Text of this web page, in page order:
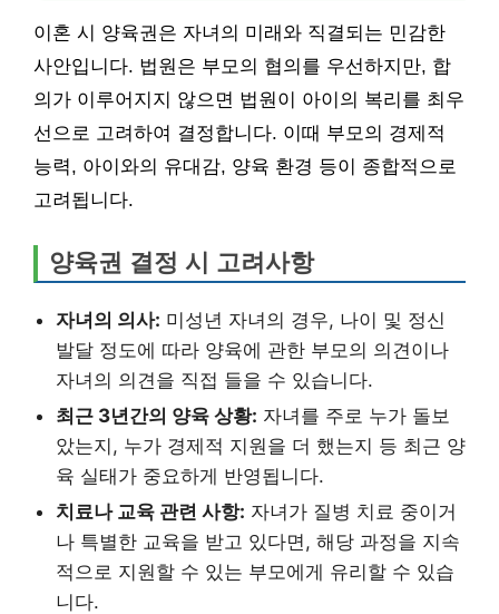
이혼 시 양육권은 자녀의 미래와 직결되는 민감한
사안입니다. 법원은 부모의 협의를 우선하지만, 합
의가 이루어지지 않으면 법원이 아이의 복리를 최우
선으로 고려하여 결정합니다. 이때 부모의 경제적
능력, 아이와의 유대감, 양육 환경 등이 종합적으로
고려됩니다.
양육권 결정 시 고려사항
자녀의 의사: 미성년 자녀의 경우, 나이 및 정신
발달 정도에 따라 양육에 관한 부모의 의견이나
자녀의 의견을 직접 들을 수 있습니다.
최근 3년간의 양육 상황: 자녀를 주로 누가 돌보
았는지, 누가 경제적 지원을 더 했는지 등 최근 양
육 실태가 중요하게 반영됩니다.
치료나 교육 관련 사항: 자녀가 질병 치료 중이거
나 특별한 교육을 받고 있다면, 해당 과정을 지속
적으로 지원할 수 있는 부모에게 유리할 수 있습
니다.